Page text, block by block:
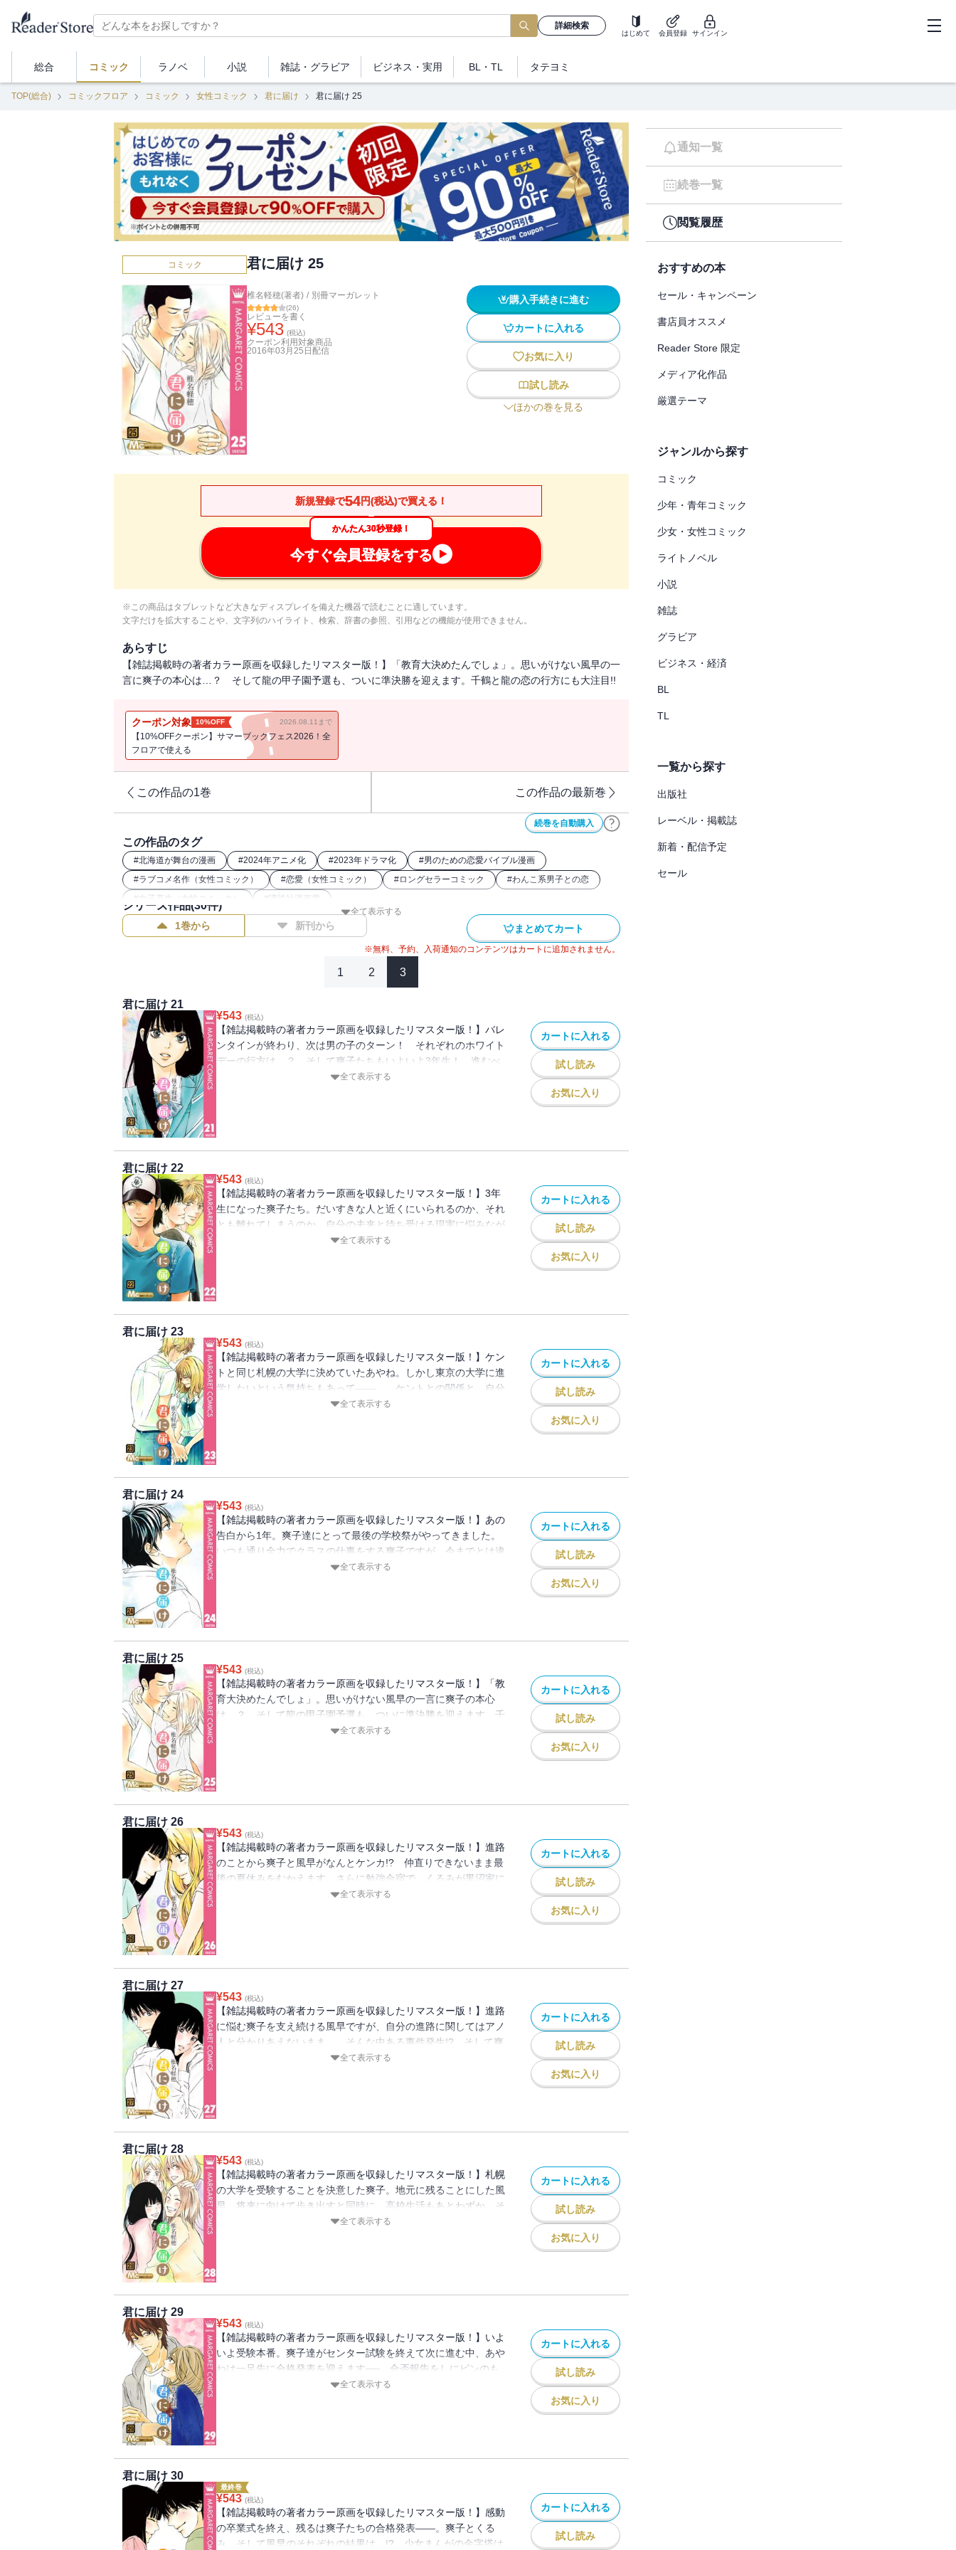
詳細検索
はじめて 会員登録 サインイン
総合 コミック ラノベ 小説 雑誌・ グラビア ビジネス ・実用 BL・TL タテヨミ
TOP(総合) コミックフロア コミック 女性コミック 君に届け 君に届け 25
コミック 君に届け 25
椎名軽穂(著者) / 別冊マーガレット
(26)
レビューを書く
¥543 (税込)
クーポン利用対象商品
2016年03月25日 配信
購入手続きに進む
カートに入れる
お気に入り
試し読み
ほかの巻を見る
新規登録で54円(税込)で買える！
かんたん30秒登録！
今すぐ会員登録をする
※この商品はタブレットなど大きなディスプレイを備えた機器で読むことに適しています。
文字だけを拡大することや、文字列のハイライト、検索、辞書の参照、引用などの機能が使用できません。
あらすじ
【雑誌掲載時の著者カラー原画を収録したリマスター版！】「教育大決めたんでしょ」。思いがけない風早の一
言に爽子の本心は…？ そして龍の甲子園予選も、ついに準決勝を迎えます。千鶴と龍の恋の行方にも大注目!!
クーポン対象 10%OFF 2026.08.11まで
【10%OFFクーポン】サマーブックフェス2026！全
フロアで使える
この作品の1巻 この作品の最新巻
続巻を自動購入
この作品のタグ
#北海道が舞台の漫画 #2024年アニメ化 #2023年ドラマ化 #男のための恋愛バイブル漫画
#ラブコメ名作（女性コミック） #恋愛（女性コミック） #ロングセラーコミック #わんこ系男子との恋
# 女子高生（女性コミック） # 講談社漫画賞
全て表示する
シリーズ作品(30件)
1巻から 新刊から まとめてカート
※無料、予約、入荷通知のコンテンツはカートに追加されません。
1 2 3
君に届け 21
¥543 (税込)
【雑誌掲載時の著者カラー原画を収録したリマスター版！】バレ
ンタインが終わり、次は男の子のターン！ それぞれのホワイト
デーの行方は…？ そして爽子たちもいよいよ3年生！ 進むべ
き道を悩みつつ、高校生活最後の1年が始まります…！
全て表示する
カートに入れる
試し読み
お気に入り
君に届け 22
¥543 (税込)
【雑誌掲載時の著者カラー原画を収録したリマスター版！】3年
生になった爽子たち。だいすきな人と近くにいられるのか、それ
とも離れてしまうのか。自分の未来と待ち受ける現実に悩みなが
らも、少しずつ答えを出していくのですが…。 【同時収録】ス
全て表示する
カートに入れる
試し読み
お気に入り
君に届け 23
¥543 (税込)
【雑誌掲載時の著者カラー原画を収録したリマスター版！】ケン
トと同じ札幌の大学に決めていたあやね。しかし東京の大学に進
学したいという気持ちもあって――…。ケントとの関係と、自分
が進むべき未来とで葛藤するあやねは、ついに…？
全て表示する
カートに入れる
試し読み
お気に入り
君に届け 24
¥543 (税込)
【雑誌掲載時の著者カラー原画を収録したリマスター版！】あの
告白から1年。爽子達にとって最後の学校祭がやってきました。
いつも通り全力でクラスの仕事をする爽子ですが、今までとは違
う嬉しい発見がいっぱい。そして、学校祭終了後に…。
全て表示する
カートに入れる
試し読み
お気に入り
君に届け 25
¥543 (税込)
【雑誌掲載時の著者カラー原画を収録したリマスター版！】「教
育大決めたんでしょ」。思いがけない風早の一言に爽子の本心
は…？ そして龍の甲子園予選も、ついに準決勝を迎えます。千
鶴と龍の恋の行方にも大注目!!全て表示する
カートに入れる
試し読み
お気に入り
君に届け 26
¥543 (税込)
【雑誌掲載時の著者カラー原画を収録したリマスター版！】進路
のことから爽子と風早がなんとケンカ!? 仲直りできないまま最
後の夏休みをむかえます。さらに勉強合宿で、くるみが黒沼家に
泊まりに来るのですが…。 全て表示する
カートに入れる
試し読み
お気に入り
君に届け 27
¥543 (税込)
【雑誌掲載時の著者カラー原画を収録したリマスター版！】進路
に悩む爽子を支え続ける風早ですが、自分の進路に関してはアノ
人と分かりあえないまま…。そんな中ある事件発生!? そして爽
子にも決断のときが訪れて…。全て表示する
カートに入れる
試し読み
お気に入り
君に届け 28
¥543 (税込)
【雑誌掲載時の著者カラー原画を収録したリマスター版！】札幌
の大学を受験することを決意した爽子。地元に残ることにした風
早。将来に向けて歩き出すと同時に、高校生活もあとわずか。そ
して、あやねにも事件発生!?全て表示する
カートに入れる
試し読み
お気に入り
君に届け 29
¥543 (税込)
【雑誌掲載時の著者カラー原画を収録したリマスター版！】いよ
いよ受験本番。爽子達がセンター試験を終えて次に進む中、あや
ねは一足先に合格発表を迎えます──。合否報告をしにピンのも
とへ行くあやねですが…。 全て表示する
カートに入れる
試し読み
お気に入り
君に届け 30
最終巻
¥543 (税込)
【雑誌掲載時の著者カラー原画を収録したリマスター版！】感動
の卒業式を終え、残るは爽子たちの合格発表――。爽子とくる
み、そして風早のそれぞれの結果は…!? 少女まんがの金字塔は
カートに入れる
試し読み
通知一覧
続巻一覧
閲覧履歴
おすすめの本
セール・キャンペーン
書店員オススメ
Reader Store 限定
メディア化作品
厳選テーマ
ジャンルから探す
コミック
少年・青年コミック
少女・女性コミック
ライトノベル
小説
雑誌
グラビア
ビジネス・経済
BL
TL
一覧から探す
出版社
レーベル・掲載誌
新着・配信予定
セール